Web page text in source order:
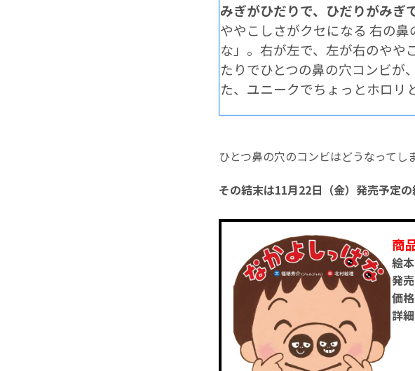
みぎがひだりで、ひだりがみぎ
ややこしさがクセになる 右の
な」。右が左で、左が右のやや
たりでひとつの鼻の穴コンビが
た、ユニークでちょっとホロリ
ひとつ鼻の穴のコンビはどうなってし
その結末は11月22日（金）発売予定
商
絵
発
価格
詳細